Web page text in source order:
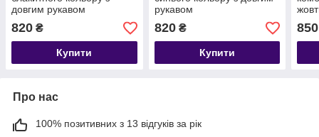
довгим рукавом
820 ₴
Купити
рукавом
820₴
Купити
850
Про нас
100% позитивних з 13 відгуків за рік